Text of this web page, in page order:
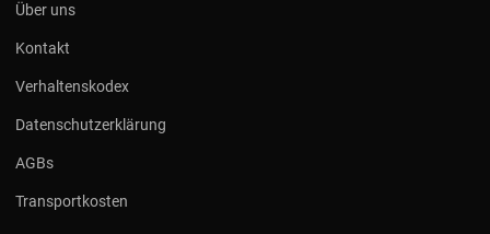
Über uns
Kontakt
Verhaltenskodex
Datenschutzerklärung
AGBs
Transportkosten